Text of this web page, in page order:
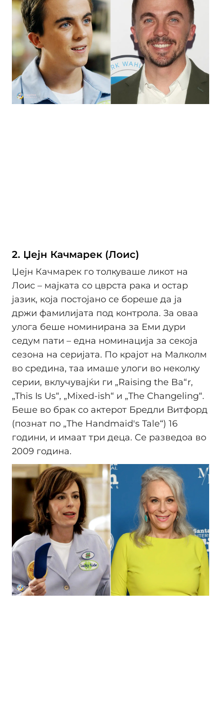
2. Џејн Качмарек (Лоис)
Џејн Качмарек го толкуваше ликот на
Лоис – мајката со цврста рака и остар
јазик, која постојано се бореше да ја
држи фамилијата под контрола. За оваа
улога беше номинирана за Еми дури
седум пати – една номинација за секоја
сезона на серијата. По крајот на Малколм
во средина, таа имаше улоги во неколку
серии, вклучувајќи ги „Raising the Ba“r,
„This Is Us“, „Mixed-ish“ и „The Changeling“.
Беше во брак со актерот Бредли Витфорд
(познат по „The Handmaid's Tale“) 16
години, и имаат три деца. Се разведоа во
2009 година.